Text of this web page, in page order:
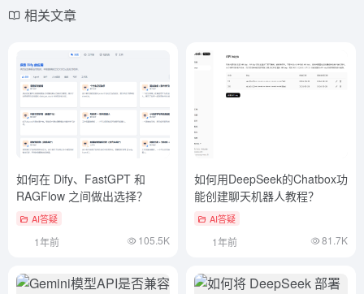
相关文章
如何在 Dify、FastGPT 和
RAGFlow 之间做出选择？
AI答疑
1年前 105.5K
如何用DeepSeek的Chatbox功
能创建聊天机器人教程？
AI答疑
1年前 81.7K